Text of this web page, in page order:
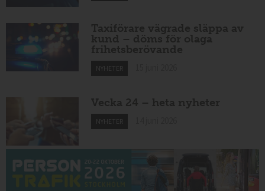
Taxiförare vägrade släppa av
kund – döms för olaga
frihetsberövande
NYHETER
Vecka 24 – heta nyheter
NYHETER